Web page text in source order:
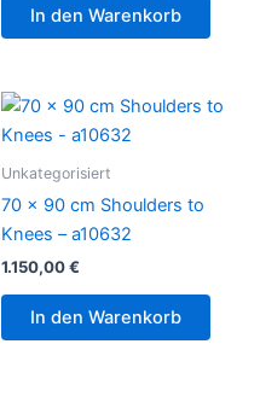
In den Warenkorb
Unkategorisiert
70 x 90 cm Shoulders to
Knees – a10632
1.150,00€
In den Warenkorb